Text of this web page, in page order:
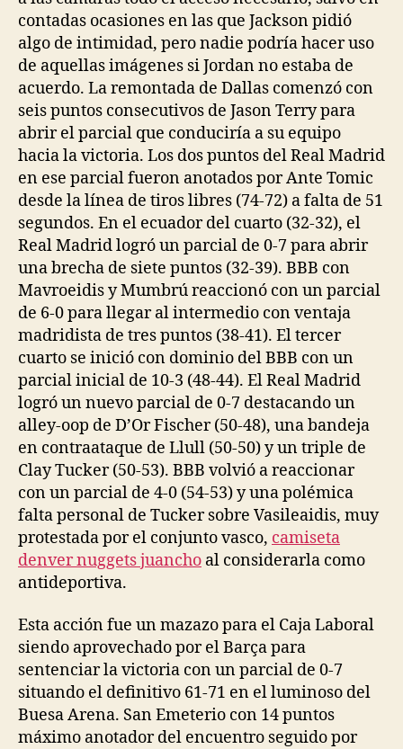
contadas ocasiones en las que Jackson pidió
algo de intimidad, pero nadie podría hacer uso
de aquellas imágenes si Jordan no estaba de
acuerdo. La remontada de Dallas comenzó con
seis puntos consecutivos de Jason Terry para
abrir el parcial que conduciría a su equipo
hacia la victoria. Los dos puntos del Real Madrid
en ese parcial fueron anotados por Ante Tomic
desde la línea de tiros libres (74-72) a falta de 51
segundos. En el ecuador del cuarto (32-32), el
Real Madrid logró un parcial de 0-7 para abrir
una brecha de siete puntos (32-39). BBB con
Mavroeidis y Mumbrú reaccionó con un parcial
de 6-0 para llegar al intermedio con ventaja
madridista de tres puntos (38-41). El tercer
cuarto se inició con dominio del BBB con un
parcial inicial de 10-3 (48-44). El Real Madrid
logró un nuevo parcial de 0-7 destacando un
alley-oop de D’Or Fischer (50-48), una bandeja
en contraataque de Llull (50-50) y un triple de
Clay Tucker (50-53). BBB volvió a reaccionar
con un parcial de 4-0 (54-53) y una polémica
falta personal de Tucker sobre Vasileaidis, muy
protestada por el conjunto vasco, camiseta
denver nuggets juancho al considerarla como
antideportiva.
Esta acción fue un mazazo para el Caja Laboral
siendo aprovechado por el Barça para
sentenciar la victoria con un parcial de 0-7
situando el definitivo 61-71 en el luminoso del
Buesa Arena. San Emeterio con 14 puntos
máximo anotador del encuentro seguido por